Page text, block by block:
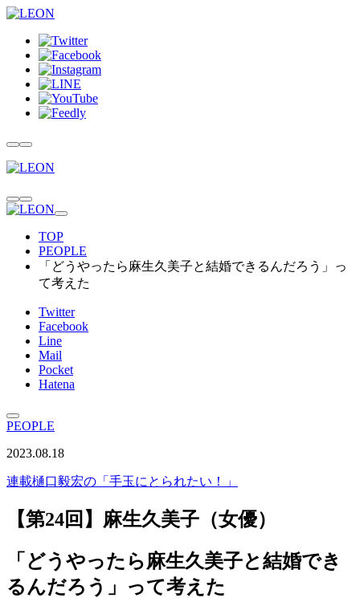
TOP
PEOPLE
「どうやったら麻生久美子と結婚できるんだろう」っ
て考えた
Twitter
Facebook
Line
Mail
Pocket
Hatena
PEOPLE
2023.08.18
連載樋口毅宏の「手玉にとられたい！」
【第24回】麻生久美子（女優）
「どうやったら麻生久美子と結婚でき
るんだろう」って考えた